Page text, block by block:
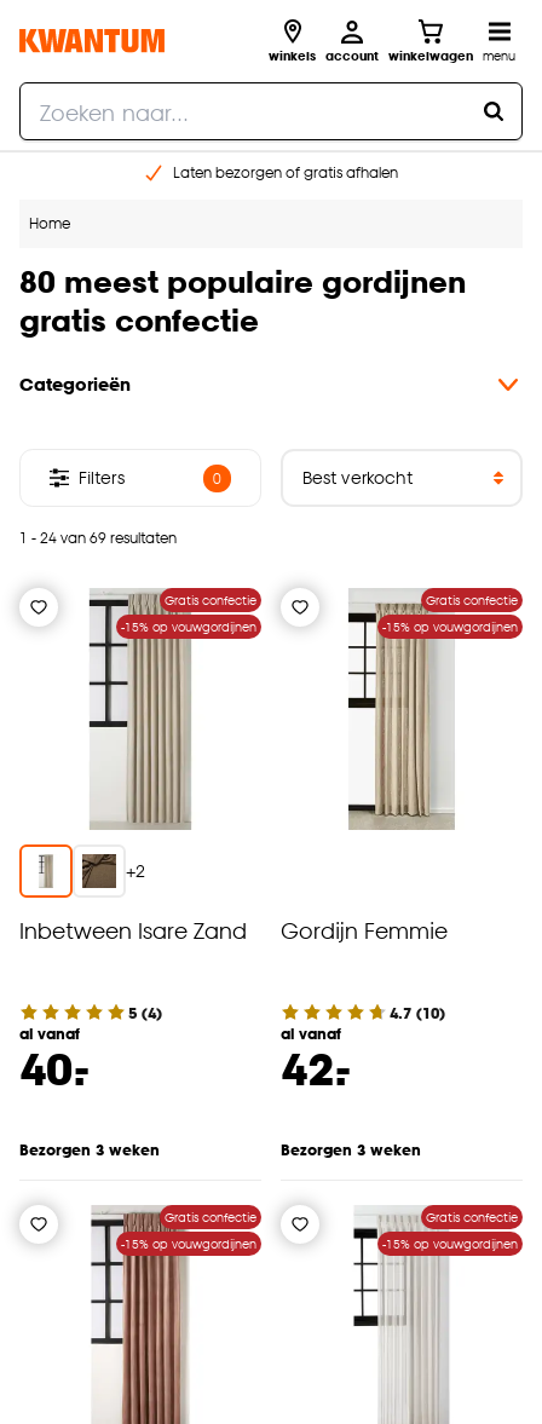
winkels account winkelwagen menu
Laten bezorgen of gratis afhalen
Home
80 meest populaire gordijnen
gratis confectie
Categorieën
1 - 24 van 69 resultaten
Filters 0
Gratis confectie
-15% op vouwgordijnen
+2
Inbetween Isare Zand
5 (4)
al vanaf
40.
-
Bezorgen 3 weken
Gratis confectie
-15% op vouwgordijnen
Gordijn Femmie
4.7 (10)
al vanaf
42.
-
Bezorgen 3 weken
Gratis confectie
-15% op vouwgordijnen
Gratis confectie
-15% op vouwgordijnen